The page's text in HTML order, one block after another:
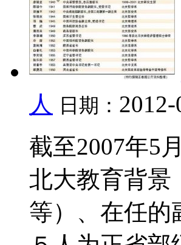
人
日期：
截至2007年5
北大教育背景
等）、在任的